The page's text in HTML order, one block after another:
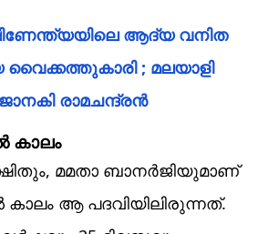
ആദ്യ വനിത
; മലയാളി
രാമചന്ദ്രൻ
കാലം
മമതാ ബാനർജിയുമാണ്
ആ പദവിയിലിരുന്നത്.